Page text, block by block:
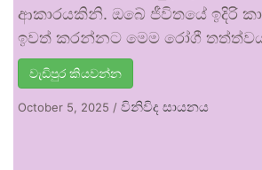
ආකාරයකිනි. ඔබේ ජීවිතයේ ඉදිරි
ඉවත් කරන්නට මෙම රෝගී
වැඩිපුර කියවන්න
October 5, 2025 / විනිවිද සායනය